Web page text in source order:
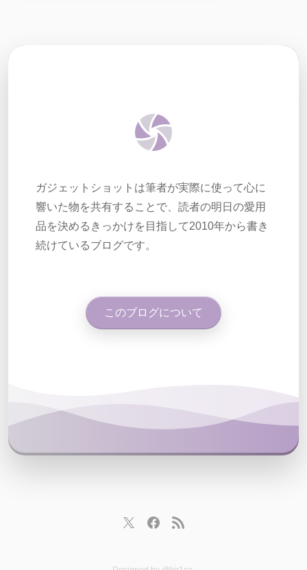
ガジェットショットは筆者が実際に使って心に
響いた物を共有することで、読者の明日の愛用
品を決めるきっかけを目指して2010年から書き
続けているブログです。
このブログについて